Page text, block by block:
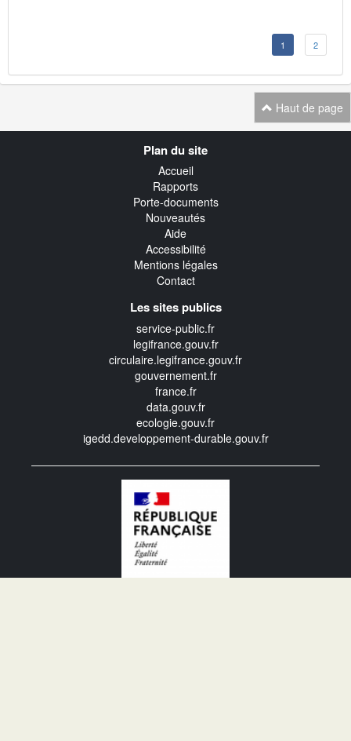
1 2
Haut de page
Plan du site
Accueil
Rapports
Porte-documents
Nouveautés
Aide
Accessibilité
Mentions légales
Contact
Les sites publics
service-public.fr
legifrance.gouv.fr
circulaire.legifrance.gouv.fr
gouvernement.fr
france.fr
data.gouv.fr
ecologie.gouv.fr
igedd.developpement-durable.gouv.fr